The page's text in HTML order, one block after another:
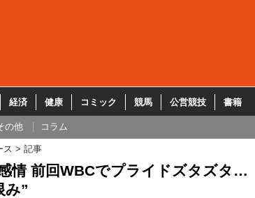
経済 健康 コミック 競馬 公営競技 書籍
の他 コラム
ス 記事
情 前回WBCでプライドズタズタ…
み”